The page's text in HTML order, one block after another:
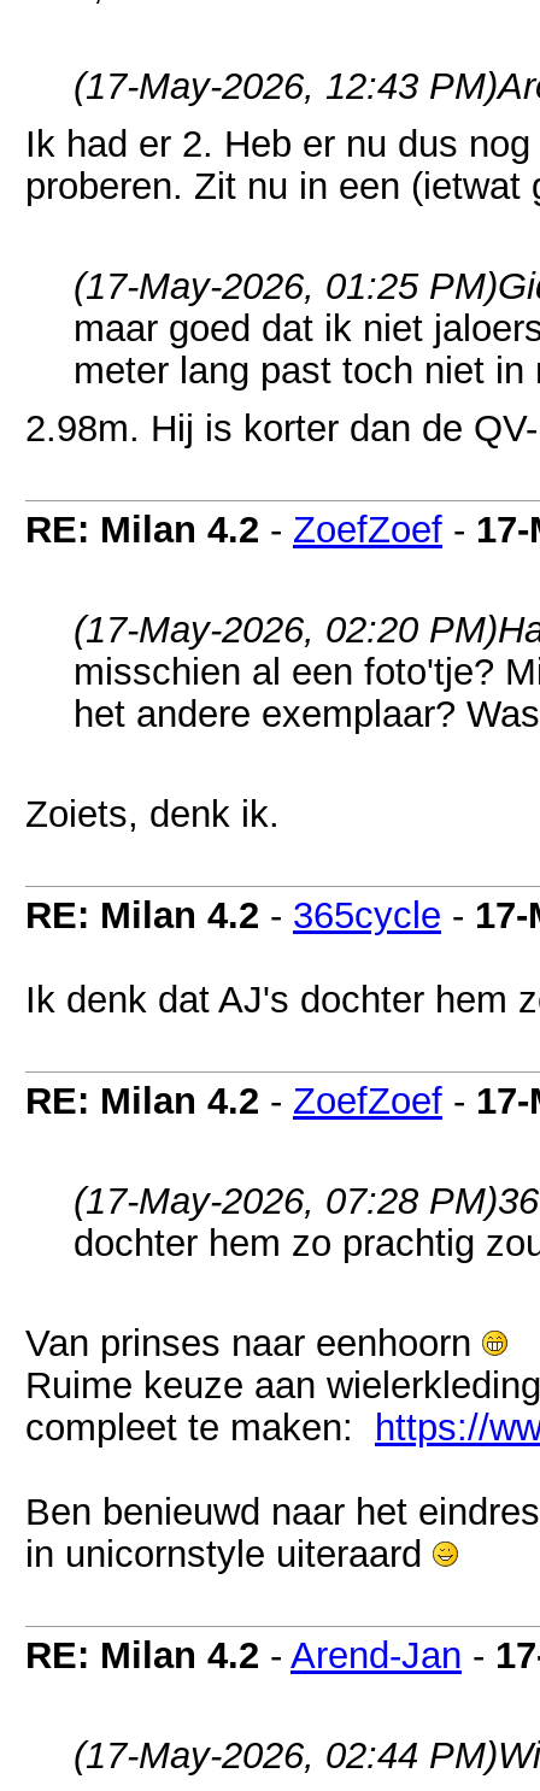
(17-May-2026, 12:43 PM)
Ik had er 2. Heb er nu dus
proberen. Zit nu in een (ietwat
(17-May-2026, 01:25 PM)
maar goed dat ik niet
meter lang past toch niet
2.98m. Hij is korter dan de
RE: Milan 4.2 - ZoefZoef -
(17-May-2026, 02:20 PM)
misschien al een foto'tje?
het andere exemplaar?
Zoiets, denk ik.
RE: Milan 4.2 - 365cycle - 17-
Ik denk dat AJ's dochter hem
RE: Milan 4.2 - ZoefZoef -
(17-May-2026, 07:28 PM)
dochter hem zo prachtig
Van prinses naar eenhoorn
Ruime keuze aan
compleet te maken:
https://
Ben benieuwd naar het
in unicornstyle uiteraard
RE: Milan 4.2 - Arend-Jan -
(17-May-2026, 02:44 PM)